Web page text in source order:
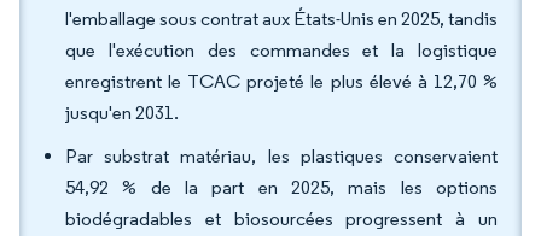
l'emballage sous contrat aux États-Unis en 2025, tandis
que l'exécution des commandes et la logistique
enregistrent le TCAC projeté le plus élevé à 12,70 %
jusqu'en 2031.
Par substrat matériau, les plastiques conservaient
54,92 % de la part en 2025, mais les options
biodégradables et biosourcées progressent à un